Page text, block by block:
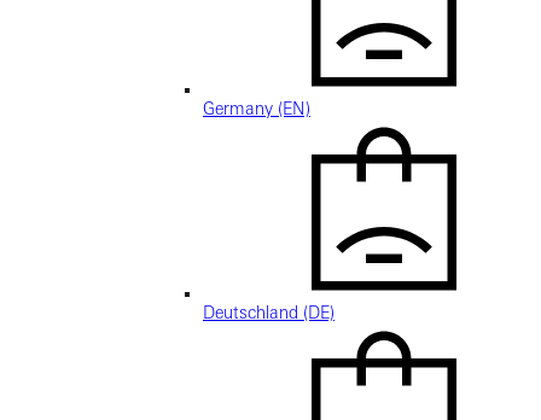
Germany (EN)
Deutschland (DE)